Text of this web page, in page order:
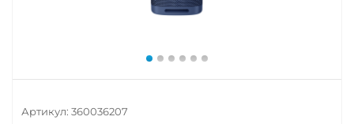
Артикул: 360036207